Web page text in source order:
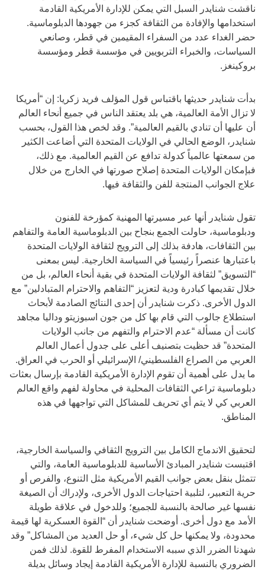
ناقشت شنايدر السبل التي يمكن للإدارة الأمريكية القادمة
استخدامها والإفادة من الثقافة كجزء من جهودها الدبلوماسية.
حضر الغداء عدد من السفراء المقيمين في قطر، وصانعي
السياسات، والخبراء التربويين في مؤسسة قطر ومؤسسة
بروكينغز.
بدأت شنايدر حديثها باقتباس قول المؤلف فريد زكريا: إن “أمريكا
لا تزال الأمة العالمية، هي بلد يعتقد الناس في جميع أنحاء العالم
أن عليها أن تنادي بالقيم العالمية”. وقد لخص هذا القول، بحسب
شنايدر، الوضع الحالي في الولايات المتحدة التي أضاعت الكثير
من سمعتها عالمياً كدولة تدافع عن القيم العالمية. مع ذلك،
فبإمكان الولايات المتحدة إصلاح صورتها في الخارج من خلال
علاج الجوانب المنتجة للفن والثقافة فيها.
تقول شنايدر أنها عبر مسيرتها المهنية كمؤرخة للفنون
ودبلوماسية، حاولت الجمع بنجاح بين الدبلوماسية العامة والتفاهم
بين الثقافات، هادفة بذلك إلى الترويج لثقافة الولايات المتحدة
باعتبارها عنصراً رئيسياً في السياسة الخارجية. ليس بمعنى
“التسويق” لثقافة الولايات المتحدة في بقية أنحاء العالم، بل من
خلال تقديمها كبادرة ودية لتعزيز “التفاهم والاحترام المتبادلين” مع
الدول الأخرى. ذكرت شنايدر أن إحدى النتائج الصادمة لأبحاث
استطلاع جالوب التي قام بها كل من جون اسبوزيتو وداليا مجاهد
كانت أن مسألة “عدم الاحترام والتفهم من جانب الولايات
المتحدة” قد حظيت بتصنيف أعلى على جدول أعمال العالم
العربي من الصراع الفلسطيني/ الإسرائيلي أو الحرب في العراق.
ما يدل على أهمية أن تقوم الإدارة الأمريكية القادمة بإرسال بعثات
دبلوماسية تراعي الثقافات المحلية في محاولة لفهم واقع العالم
العربي كي لا يتم أي تحريف للمشاكل التي تواجهها في هذه
المناطق.
لتحقيق الاندماج الكامل بين الترويج الثقافي والسياسة الخارجية،
اقتبست شنايدر المبادئ الأساسية للدبلوماسية العامة، والتي
تتمثل بنقل بعض جوانب القيم الأمريكية مثل التنوع، والفرص أو
حرية التعبير، لتلبية احتياجات الدول الأخرى، ولإدراك أن الصيغة
نفسها غير صالحة بالنسبة للجميع؛ وللدخول في علاقة طويلة
الأمد مع دول أخرى. أوضحت شنايدر أن “القوة العسكرية لها قيمة
محدودة، ولا يمكنها حل كل شيء، أو حل العديد من المشاكل” وقد
شهدنا الضرر الذي سببه الاستخدام المفرط للقوة. لذلك فمن
الضروري بالنسبة للإدارة الأمريكية القادمة إيجاد وسائل بديلة